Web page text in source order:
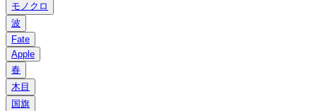
モノクロ
波
Fate
Apple
春
木目
国旗